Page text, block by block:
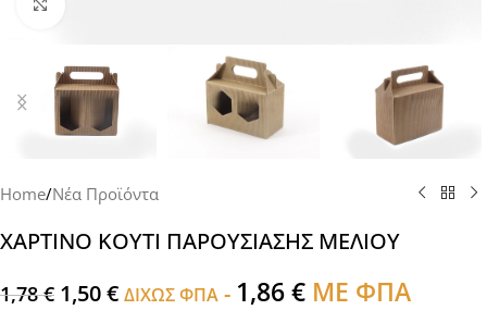
Home/Νέα Προϊόντα
ΧΑΡΤΙΝΟ ΚΟΥΤΙ ΠΑΡΟΥΣΙΑΣΗΣ ΜΕΛΙΟΥ
1,78€ 1,50€ ΔΙΧΩΣ ΦΠΑ - 1,86€ ΜΕ ΦΠΑ